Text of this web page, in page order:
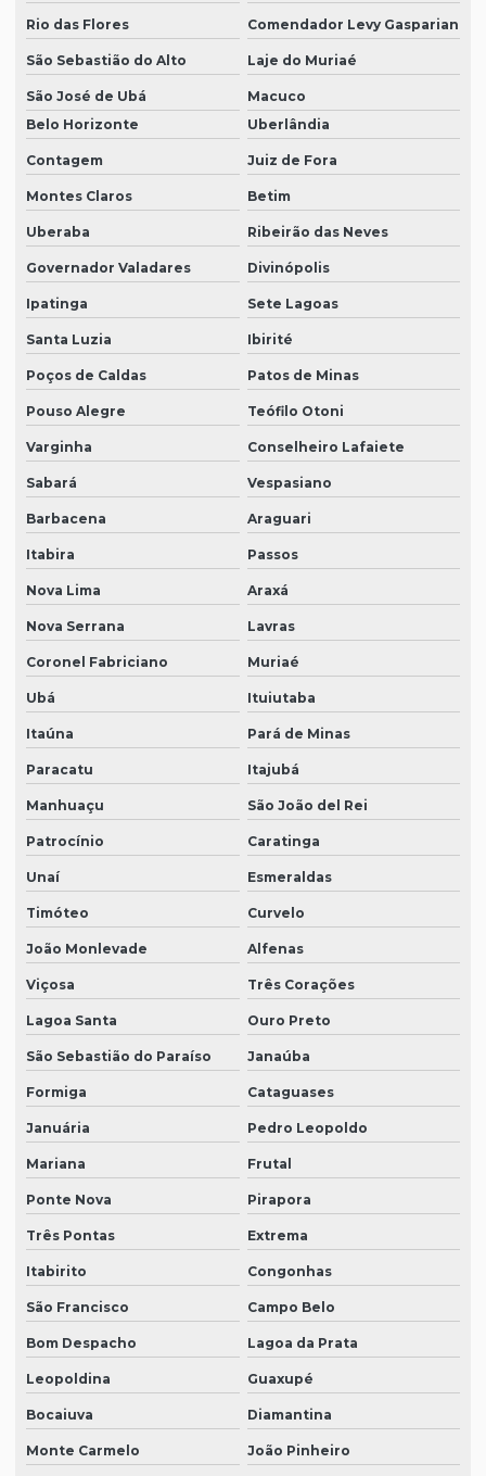
Rio das Flores Comendador Levy Gasparian
São Sebastião do Alto Laje do Muriaé
São José de Ubá
Macuco
Belo Horizonte
Uberlândia
Contagem Juiz de Fora
Montes Claros Betim
Uberaba Ribeirão das Neves
Governador Valadares Divinópolis
Ipatinga Sete Lagoas
Santa Luzia Ibirité
Poços de Caldas Patos de Minas
Pouso Alegre Teófilo Otoni
Varginha Conselheiro Lafaiete
Sabará Vespasiano
Barbacena Araguari
Itabira Passos
Nova Lima Araxá
Nova Serrana Lavras
Coronel Fabriciano Muriaé
Ubá Ituiutaba
Itaúna Pará de Minas
Paracatu Itajubá
Manhuaçu São João del Rei
Patrocínio Caratinga
Unaí Esmeraldas
Timóteo Curvelo
João Monlevade Alfenas
Viçosa Três Corações
Lagoa Santa Ouro Preto
São Sebastião do Paraíso Janaúba
Formiga Cataguases
Januária Pedro Leopoldo
Mariana Frutal
Ponte Nova Pirapora
Três Pontas Extrema
Itabirito Congonhas
São Francisco Campo Belo
Bom Despacho Lagoa da Prata
Leopoldina Guaxupé
Bocaiuva Diamantina
Monte Carmelo João Pinheiro